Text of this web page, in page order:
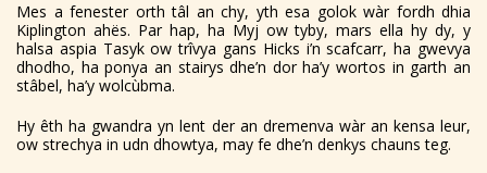
Mes a fenester orth tâl an chy, yth esa golok wàr fordh dhia
Kiplington ahës. Par hap, ha Myj ow tyby, mars ella hy dy, y
halsa aspia Tasyk ow trîvya gans Hicks i’n scafcarr, ha gwevya
dhodho, ha ponya an stairys dhe’n dor ha’y wortos in garth an
stâbel, ha’y wolcùbma.
Hy êth ha gwandra yn lent der an dremenva wàr an kensa leur,
ow strechya in udn dhowtya, may fe dhe’n denkys chauns teg.